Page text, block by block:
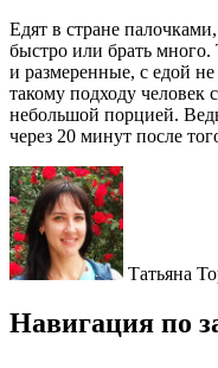
Едят в стране
быстро или брать
и размеренные, с едой
такому подходу человек
небольшой порцией.
через 20 минут после
Татьяна
Навигация по